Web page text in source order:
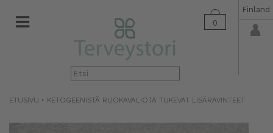
0
Finland
▼
ETUSIVU • KETOGEENISTÄ RUOKAVALIOTA TUKEVAT LISÄRAVINTEET